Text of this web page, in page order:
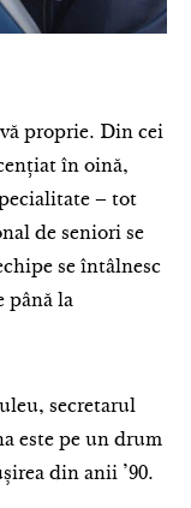
proprie. Din cei
în oină,
– tot
de seniori se
se întâlnesc
până la
secretarul
este pe un drum
din anii ’90.